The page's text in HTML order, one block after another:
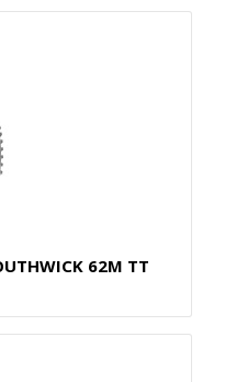
62M TT